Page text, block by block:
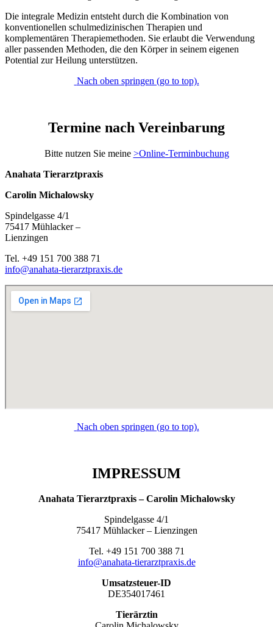
Die integrale Medizin entsteht durch die Kombination von
konventionellen schulmedizinischen Therapien und
komplementären Therapiemethoden. Sie erlaubt die Verwendung
aller passenden Methoden, die den Körper in seinem eigenen
Potential zur Heilung unterstützen.
Nach oben springen (go to top).
Termine nach Vereinbarung
Bitte nutzen Sie meine >Online-Terminbuchung
Anahata Tierarztpraxis
Carolin Michalowsky
Spindelgasse 4/1
75417 Mühlacker –
Lienzingen
Tel. +49 151 700 388 71
info@anahata-tierarztpraxis.de
Nach oben springen (go to top).
IMPRESSUM
Anahata Tierarztpraxis – Carolin Michalowsky
Spindelgasse 4/1
75417 Mühlacker – Lienzingen
Tel. +49 151 700 388 71
info@anahata-tierarztpraxis.de
Umsatzsteuer-ID
DE354017461
Tierärztin